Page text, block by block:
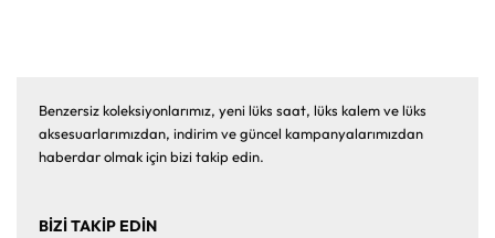
Benzersiz koleksiyonlarımız, yeni lüks saat, lüks kalem ve lüks
aksesuarlarımızdan, indirim ve güncel kampanyalarımızdan
haberdar olmak için bizi takip edin.
BİZİ TAKİP EDİN